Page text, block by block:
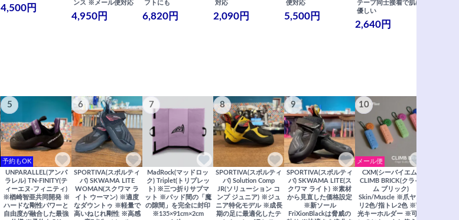
4,500円
ンス ※メール便対応
4,950円
フトにも
6,820円
対応
2,090円
便対応
5,500円
テープ同士接着で肌に
優しい
2,640円
5
予約もOK
UNPARALLEL(アンパ
ラレル) TN-FINITY(テ
ィーエヌ-フィニティ)
※楢崎智亜共同開発 ※
ハードな剛性パワーと
自由度が融合した最強
6
SPORTIVA(スポルティ
バ) SKWAMA LITE
WOMAN(スクワマ ラ
イト ウーマン) ※適度
なダウントゥ ※軽量で
高いねじれ剛性 ※高感
7
MadRock(マッドロッ
ク) Triplet(トリプレッ
ト) ※三つ折りサブマ
ット ※パッド間の「魔
の隙間」を完全に封印
※135×91cm×2cm
8
SPORTIVA(スポルティ
バ) Solution Comp
JR(ソリューション コ
ンプ ジュニア) ※ジュ
ニア特化モデル ※成長
期の足に最適化したテ
9
SPORTIVA(スポルティ
バ) SKWAMA LITE(ス
クワマ ライト) ※素材
から見直した価格設定
※新ソール
FriXionBlackは脅威の
10
メール便
CXM(シーバイエム)
CLIMB BRICK(クライ
ム ブリック)
Skin/Muscle ※爪ヤス
リ2色/指トレ2色 ※蓄
光キーホルダー ※可愛